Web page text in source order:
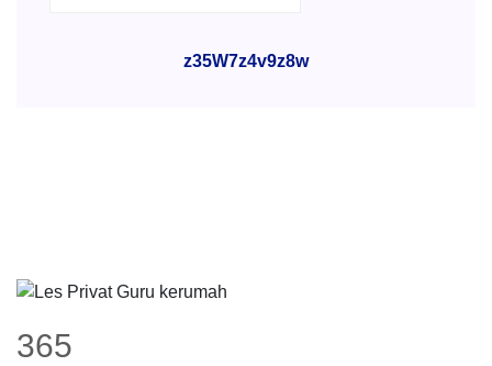
z35W7z4v9z8w
365